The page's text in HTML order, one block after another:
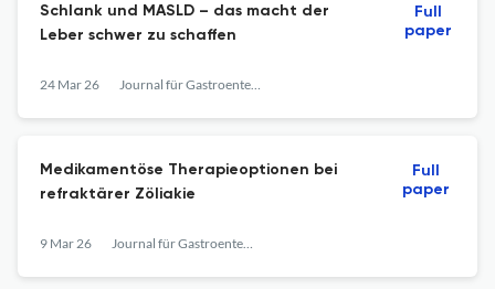
Schlank und MASLD – das macht der
Leber schwer zu schaffen
24 Mar 26 Journal für Gastroenterologische und Hepatologische Erkrankungen
Full
paper
Medikamentöse Therapieoptionen bei
refraktärer Zöliakie
9 Mar 26 Journal für Gastroenterologische und Hepatologische Erkrankungen
Full
paper